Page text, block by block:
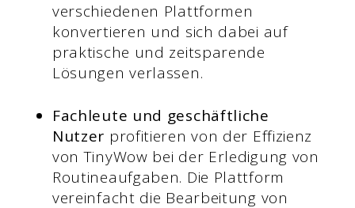
verschiedenen Plattformen
konvertieren und sich dabei auf
praktische und zeitsparende
Lösungen verlassen.
Fachleute und geschäftliche
Nutzer profitieren von der Effizienz
von TinyWow bei der Erledigung von
Routineaufgaben. Die Plattform
vereinfacht die Bearbeitung von